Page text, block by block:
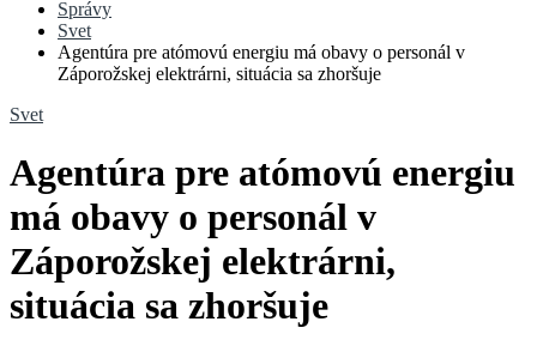
Správy
Svet
Agentúra pre atómovú energiu má obavy o personál v
Záporožskej elektrárni, situácia sa zhoršuje
Svet
Agentúra pre atómovú energiu
má obavy o personál v
Záporožskej elektrárni,
situácia sa zhoršuje